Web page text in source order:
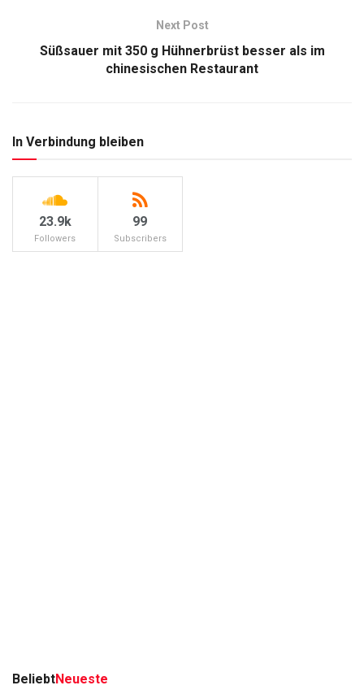
Next Post
Süßsauer mit 350 g Hühnerbrüst besser als im
chinesischen Restaurant
In Verbindung bleiben
23.9k
Followers
99
Subscribers
BeliebtNeueste